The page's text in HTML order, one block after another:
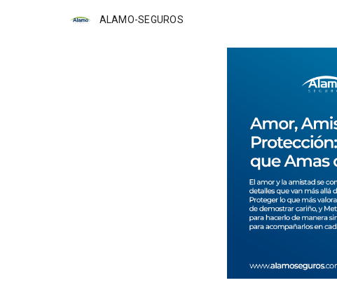
ALAMO-SEGUROS